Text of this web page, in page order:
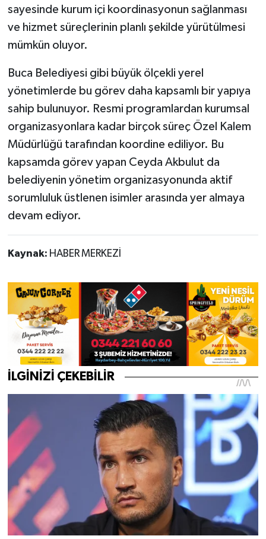
sayesinde kurum içi koordinasyonun sağlanması
ve hizmet süreçlerinin planlı şekilde yürütülmesi
mümkün oluyor.
Buca Belediyesi gibi büyük ölçekli yerel
yönetimlerde bu görev daha kapsamlı bir yapıya
sahip bulunuyor. Resmi programlardan kurumsal
organizasyonlara kadar birçok süreç Özel Kalem
Müdürlüğü tarafından koordine ediliyor. Bu
kapsamda görev yapan Ceyda Akbulut da
belediyenin yönetim organizasyonunda aktif
sorumluluk üstlenen isimler arasında yer almaya
devam ediyor.
Kaynak: HABER MERKEZİ